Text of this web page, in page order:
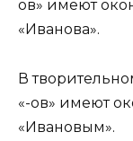
ов» имеют
«Иванова».
В
«-ов» имеют
«Ивановым».